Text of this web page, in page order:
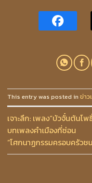
This entry was posted in ข่าว
เจาะลึก: เพลง“บัวจั๋นต้นโพ
บทเพลงคำเมืองที่ซ่อน
“โศกนาฏกรรมครอบครัวช